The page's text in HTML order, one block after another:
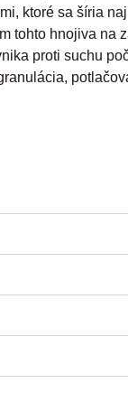
ktoré sa šíria
tohto hnojiva na
proti suchu